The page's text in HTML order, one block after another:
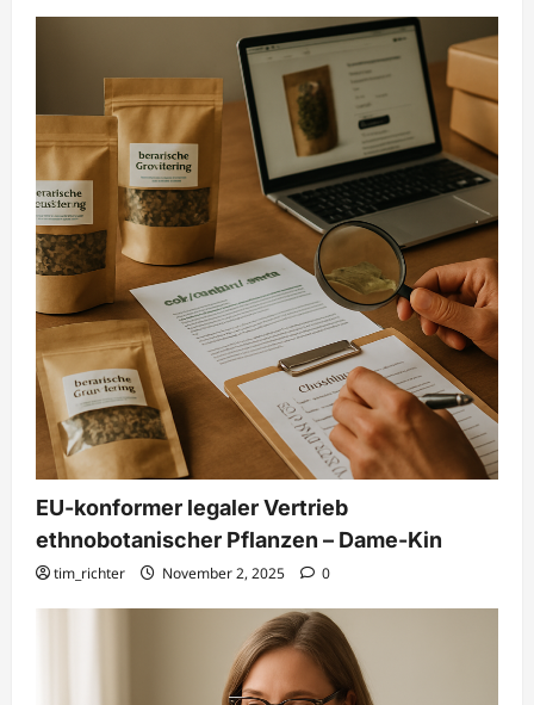
EU-konformer legaler Vertrieb
ethnobotanischer Pflanzen – Dame-Kin
tim_richter November 2, 2025 0